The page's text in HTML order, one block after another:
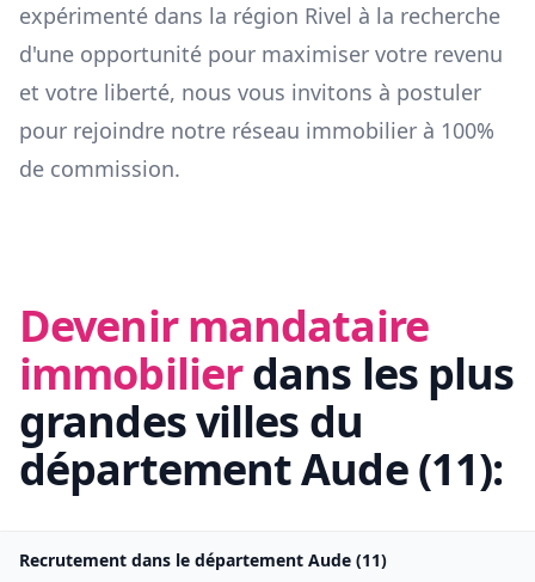
expérimenté dans la région Rivel à la recherche
d'une opportunité pour maximiser votre revenu
et votre liberté, nous vous invitons à postuler
pour rejoindre notre réseau immobilier à 100%
de commission.
Devenir mandataire
immobilierdans les plus
grandes villes du
départementAude(11):
Recrutement dans le département Aude (11)